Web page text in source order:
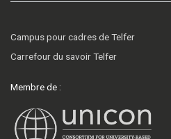
Campus pour cadres de Telfer
Carrefour du savoir Telfer
Membre de :